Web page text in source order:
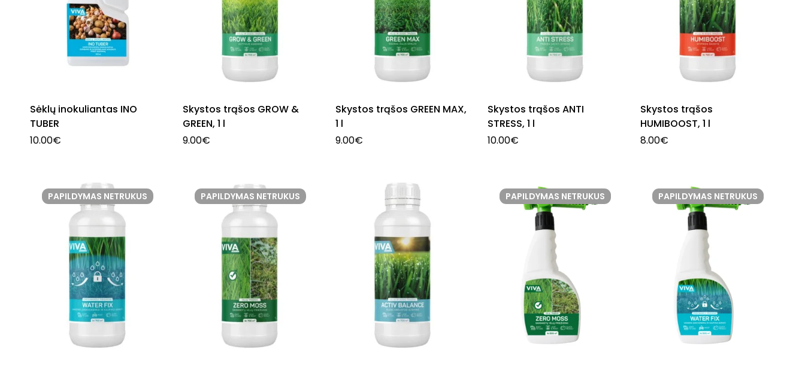
Sėklų inokuliantas INO
TUBER
10.00€
Skystos trąšos GROW &
GREEN, 1 l
9.00€
Skystos trąšos GREEN MAX,
1 l
9.00€
Skystos trąšos ANTI
STRESS, 1 l
10.00€
Skystos trąšos
HUMIBOOST, 1 l
8.00€
PAPILDYMAS NETRUKUS PAPILDYMAS NETRUKUS PAPILDYMAS NETRUKUS PAPILDYMAS NETRUKUS